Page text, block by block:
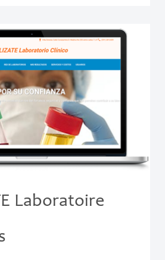
Laboratoire